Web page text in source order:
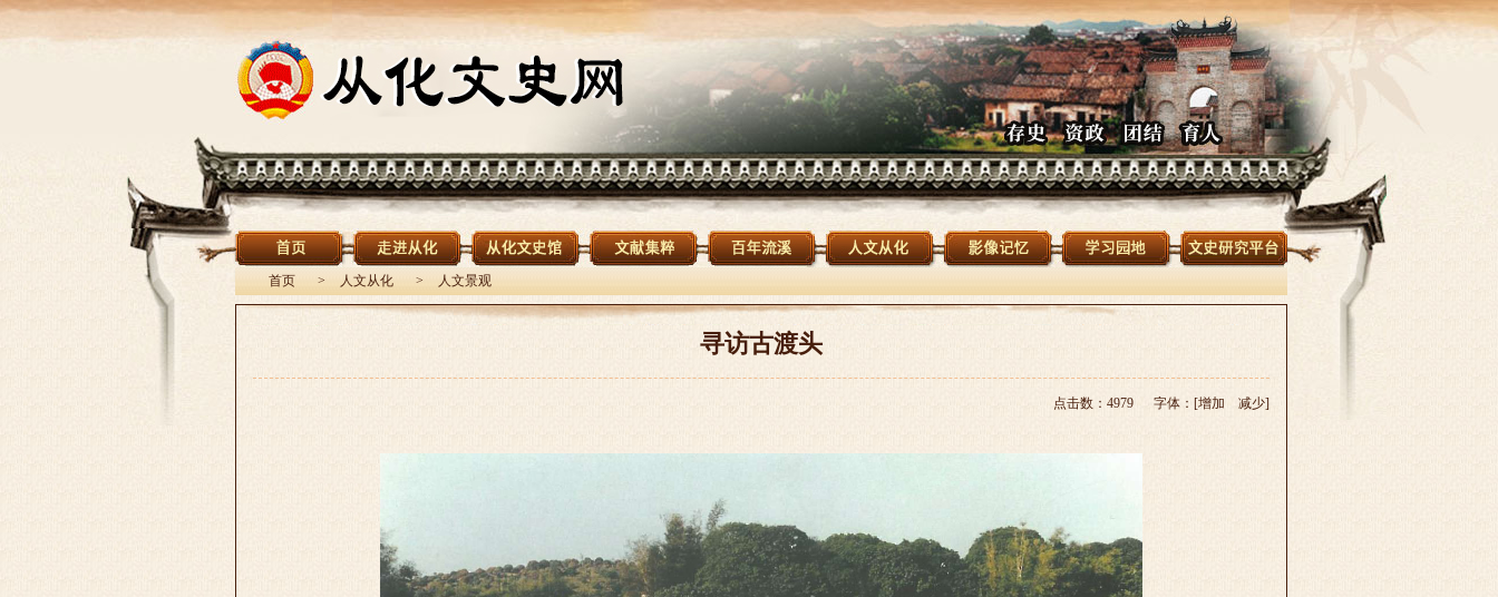
首页 > 人文从化 > 人文景观
寻访古渡头
点击数：4979 字体：[增加 减少]
从化文史网